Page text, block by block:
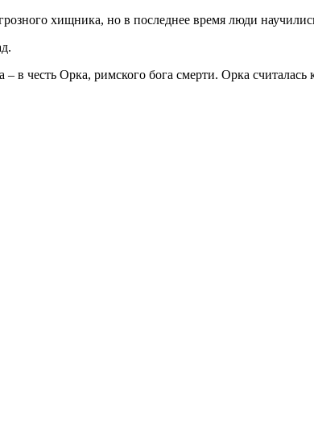
хищника, но в последнее время люди
честь Орка, римского бога смерти. Орка считалась